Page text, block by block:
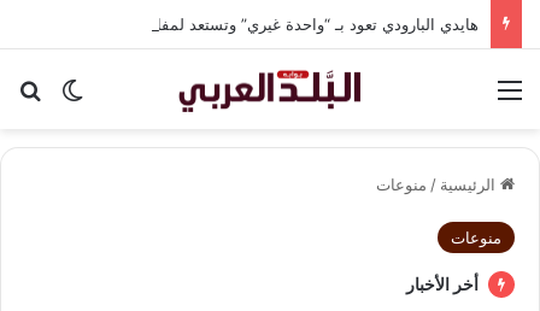
الوضع
الرئيسية / منوعات
منوعات
أخر الأخبار